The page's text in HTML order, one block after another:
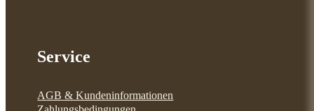
Service
AGB & Kundeninformationen